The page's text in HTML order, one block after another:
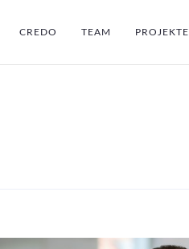
CREDO TEAM PROJEKTE